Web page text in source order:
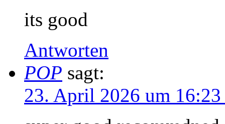
its good
Antworten
POP sagt:
23. April 2026 um